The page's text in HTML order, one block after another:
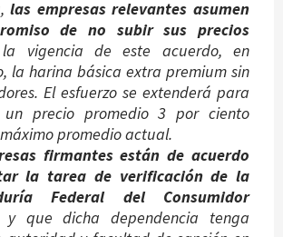
las empresas relevantes asumen
de no subir sus precios
vigencia de este acuerdo, en
la harina básica extra premium sin
El esfuerzo se extenderá para
un precio promedio 3 por ciento
promedio actual.
firmantes están de acuerdo
la tarea de verificación de la
Federal del Consumidor
y que dicha dependencia tenga